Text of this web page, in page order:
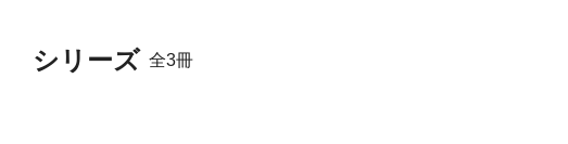
シリーズ 全3冊